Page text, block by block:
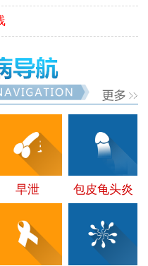
早泄 包皮龟头炎